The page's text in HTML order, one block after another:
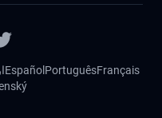
Español PortuguêsFrançais